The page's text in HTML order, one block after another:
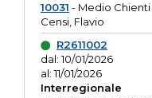
10031 - Medio Chienti
Censi, Flavio
R2611002
dal: 10/01/2026
al: 11/01/2026
Interregionale